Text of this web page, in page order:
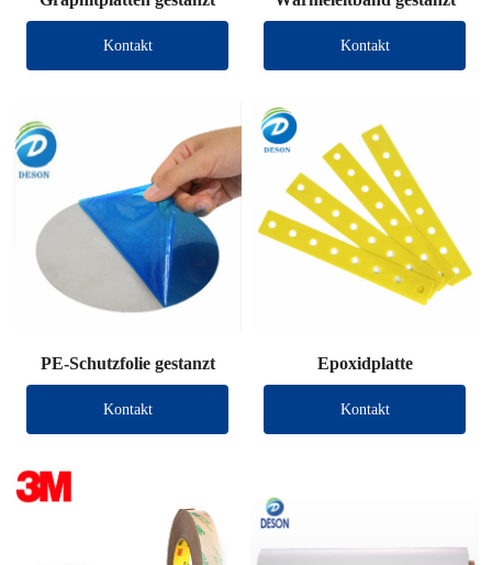
Kontakt Kontakt
PE-Schutzfolie gestanzt
Kontakt
Epoxidplatte
Kontakt